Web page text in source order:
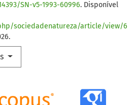
SN-v5-1993-60996. Disponível
sociedadenatureza/article/view/6